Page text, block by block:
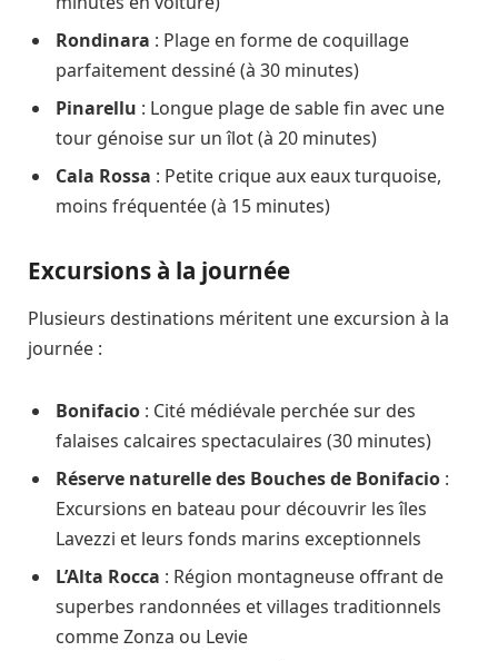
Rondinara : Plage en forme de coquillage
parfaitement dessiné (à 30 minutes)
Pinarellu : Longue plage de sable fin avec une
tour génoise sur un îlot (à 20 minutes)
Cala Rossa : Petite crique aux eaux turquoise,
moins fréquentée (à 15 minutes)
Excursions à la journée
Plusieurs destinations méritent une excursion à la
journée :
Bonifacio : Cité médiévale perchée sur des
falaises calcaires spectaculaires (30 minutes)
Réserve naturelle des Bouches de Bonifacio :
Excursions en bateau pour découvrir les îles
Lavezzi et leurs fonds marins exceptionnels
L’Alta Rocca : Région montagneuse offrant de
superbes randonnées et villages traditionnels
comme Zonza ou Levie